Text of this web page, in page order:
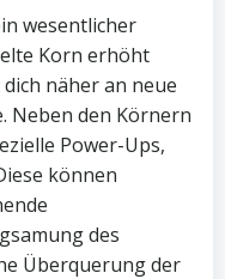
wesentlicher
Korn erhöht
näher an neue
Neben den Körnern
Power-Ups,
können
des
Überquerung der